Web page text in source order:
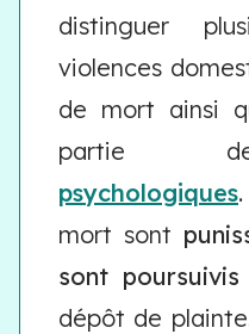
distinguer
violences
de mort ainsi
partie
psychologiques
mort sont
sont
dépôt de